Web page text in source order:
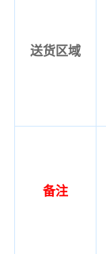
送货区域
备注